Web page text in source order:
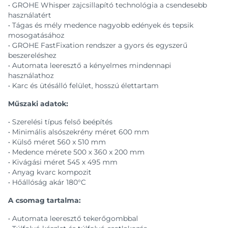
• GROHE Whisper zajcsillapító technológia a csendesebb
használatért
• Tágas és mély medence nagyobb edények és tepsik
mosogatásához
• GROHE FastFixation rendszer a gyors és egyszerű
beszereléshez
• Automata leeresztő a kényelmes mindennapi
használathoz
• Karc és ütésálló felület, hosszú élettartam
Műszaki adatok:
• Szerelési típus felső beépítés
• Minimális alsószekrény méret 600 mm
• Külső méret 560 x 510 mm
• Medence mérete 500 x 360 x 200 mm
• Kivágási méret 545 x 495 mm
• Anyag kvarc kompozit
• Hőállóság akár 180°C
A csomag tartalma:
• Automata leeresztő tekerőgombbal